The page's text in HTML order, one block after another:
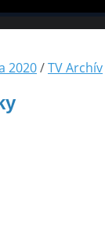
2020/TV Archív